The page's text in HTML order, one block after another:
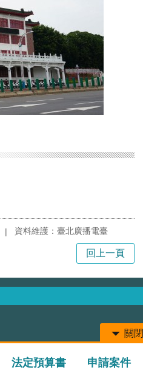
資料維護：臺北廣播電臺
回上一頁
關閉
法定預算書 申請案件